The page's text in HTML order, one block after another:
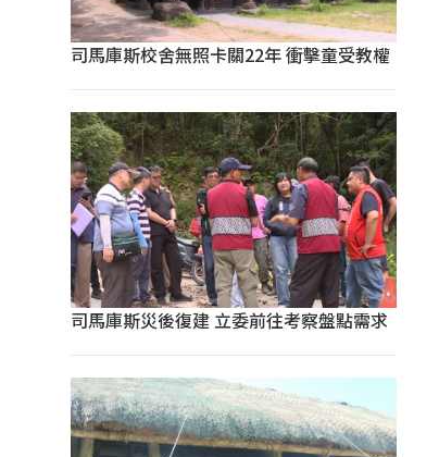
司馬庫斯校舍無照卡關22年 衝擊童受教權
司馬庫斯災後復建 立委前往考察盤點需求